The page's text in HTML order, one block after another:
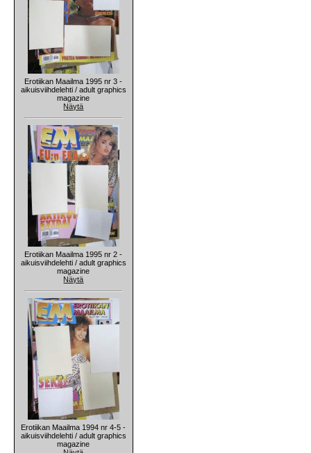
Erotiikan Maailma 1995 nr 3 -
aikuisviihdelehti / adult graphics
magazine
Näytä
Erotiikan Maailma 1995 nr 2 -
aikuisviihdelehti / adult graphics
magazine
Näytä
Erotiikan Maailma 1994 nr 4-5 -
aikuisviihdelehti / adult graphics
magazine